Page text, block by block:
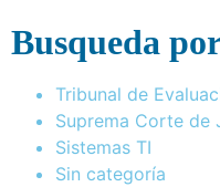
Busqueda
Tribunal de
Suprema Corte de
Sistemas TI
Sin categoría